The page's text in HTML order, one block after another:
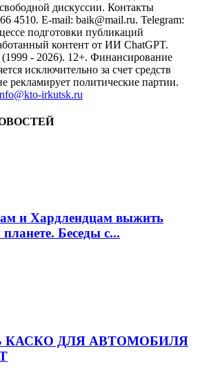
дискуссии. Контакты
4510. E-mail: baik@mail.ru. Telegram:
подготовки публикаций
контент от ИИ ChatGPT.
- 2026). 12+. Финансирование
исключительно за счет средств
рекламирует политические партии.
irkutsk.ru
и Хардлендцам выжить
Беседы с...
КАСКО ДЛЯ АВТОМОБИЛЯ